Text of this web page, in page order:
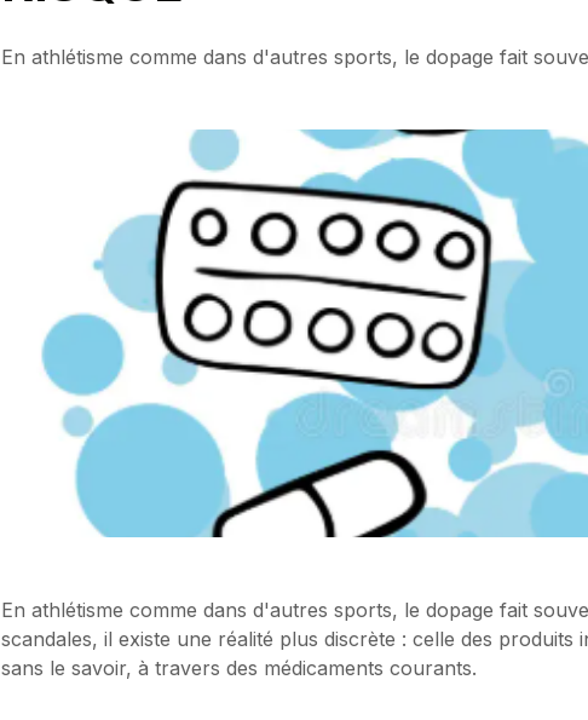
En athlétisme comme dans d'autres sports, le dopage fait
En athlétisme comme dans d'autres sports, le dopage fait
scandales, il existe une réalité plus discrète : celle des produits
sans le savoir, à travers des médicaments courants.